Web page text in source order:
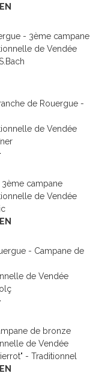
- 3ème campane
de Vendée
de Rouergue -
de Vendée
campane
de Vendée
- Campane de
de Vendée
de bronze
de Vendée
- Traditionnel